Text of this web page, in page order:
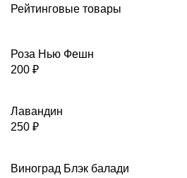
Рейтинговые товары
Роза Нью Фешн
200 ₽
Лавандин
250 ₽
Виноград Блэк балади